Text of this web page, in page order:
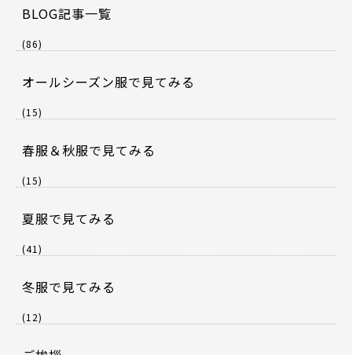
BLOG記事一覧
(86)
オールシーズン服で見てみる
(15)
春服＆秋服で見てみる
(15)
夏服で見てみる
(41)
冬服で見てみる
(12)